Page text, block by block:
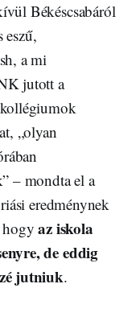
Békéscsabáról
eszű,
a mi
jutott a
„olyan
– mondta el a
eredménynek
hogyaz iskola
de eddig
jutniuk.